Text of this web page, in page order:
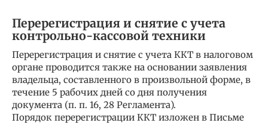
Перерегистрация и снятие с учета
контрольно-кассовой техники
Перерегистрация и снятие с учета ККТ в налоговом
органе проводится также на основании заявления
владельца, составленного в произвольной форме, в
течение 5 рабочих дней со дня получения
документа (п. п. 16, 28 Регламента).
Порядок перерегистрации ККТ изложен в Письме